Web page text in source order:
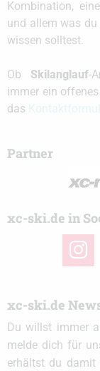
Kombination,
und allem was
wissen solltest.
Ob Skilanglauf-
immer ein
das
Partner
xc-ski.de in
xc-ski.de
Du willst immer
melde dich für
erhältst du damit